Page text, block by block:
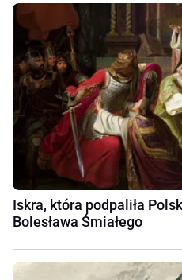
Iskra, która podpaliła
Bolesława Śmiałego